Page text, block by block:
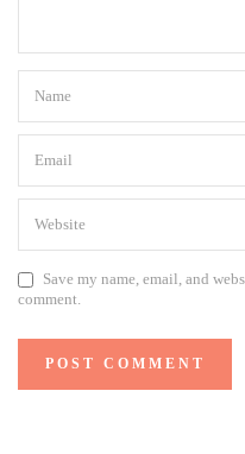
Save my name, email, and
comment.